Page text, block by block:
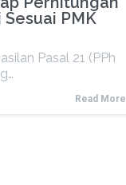
Sesuai PMK
Pasal 21 (PPh
Read More